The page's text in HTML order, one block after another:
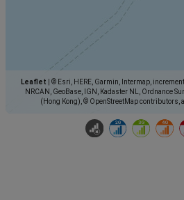
Leaflet
© Esri, HERE, Garmin, Intermap, increment
NRCAN, GeoBase, IGN, Kadaster NL, Ordnance
(Hong Kong), © OpenStreetMap contributors,